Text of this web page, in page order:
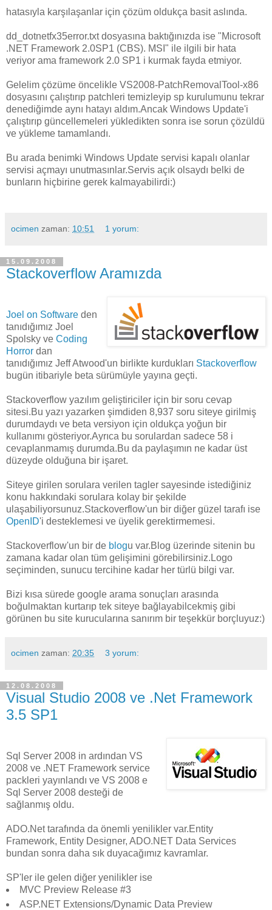
hatasıyla karşılaşanlar için çözüm oldukça basit aslında.
dd_dotnetfx35error.txt dosyasına baktığınızda ise "Microsoft
.NET Framework 2.0SP1 (CBS). MSI" ile ilgili bir hata
veriyor ama framework 2.0 SP1 i kurmak fayda etmiyor.
Gelelim çözüme öncelikle VS2008-PatchRemovalTool-x86
dosyasını çalıştırıp patchleri temizleyip sp kurulumunu tekrar
denediğimde aynı hatayı aldım.Ancak Windows Update'i
çalıştırıp güncellemeleri yükledikten sonra ise sorun çözüldü
ve yükleme tamamlandı.
Bu arada benimki Windows Update servisi kapalı olanlar
servisi açmayı unutmasınlar.Servis açık olsaydı belki de
bunların hiçbirine gerek kalmayabilirdi:)
ocimen zaman: 10:51 1 yorum:
15.09.2008
Stackoverflow Aramızda
Joel on Software den
tanıdığımız Joel
Spolsky ve Coding
Horror dan
tanıdığımız Jeff Atwood'un birlikte kurdukları Stackoverflow
bugün itibariyle beta sürümüyle yayına geçti.
Stackoverflow yazılım geliştiriciler için bir soru cevap
sitesi.Bu yazı yazarken şimdiden 8,937 soru siteye girilmiş
durumdaydı ve beta versiyon için oldukça yoğun bir
kullanımı gösteriyor.Ayrıca bu sorulardan sadece 58 i
cevaplanmamış durumda.Bu da paylaşımın ne kadar üst
düzeyde olduğuna bir işaret.
Siteye girilen sorulara verilen tagler sayesinde istediğiniz
konu hakkındaki sorulara kolay bir şekilde
ulaşabiliyorsunuz.Stackoverflow'un bir diğer güzel tarafı ise
OpenID'i desteklemesi ve üyelik gerektirmemesi.
Stackoverflow'un bir de blogu var.Blog üzerinde sitenin bu
zamana kadar olan tüm gelişimini görebilirsiniz.Logo
seçiminden, sunucu tercihine kadar her türlü bilgi var.
Bizi kısa sürede google arama sonuçları arasında
boğulmaktan kurtarıp tek siteye bağlayabilcekmiş gibi
görünen bu site kurucularına sanırım bir teşekkür borçluyuz:)
ocimen zaman: 20:35 3 yorum:
12.08.2008
Visual Studio 2008 ve .Net Framework
3.5 SP1
Sql Server 2008 in ardından VS
2008 ve .NET Framework service
packleri yayınlandı ve VS 2008 e
Sql Server 2008 desteği de
sağlanmış oldu.
ADO.Net tarafında da önemli yenilikler var.Entity
Framework, Entity Designer, ADO.NET Data Services
bundan sonra daha sık duyacağımız kavramlar.
SP'ler ile gelen diğer yenilikler ise
MVC Preview Release #3
ASP.NET Extensions/Dynamic Data Preview